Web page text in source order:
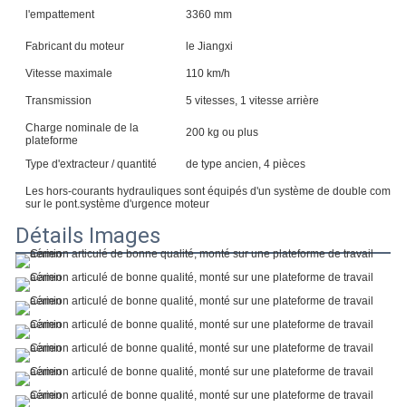
l'empattement 3360 mm
Fabricant du moteur le Jiangxi
Vitesse maximale 110 km/h
Transmission 5 vitesses, 1 vitesse arrière
Charge nominale de la
plateforme
200 kg ou plus
Type d'extracteur / quantité de type ancien, 4 pièces
Les hors-courants hydrauliques sont équipés d'un système de double
sur le pont.système d'urgence moteur
Détails Images